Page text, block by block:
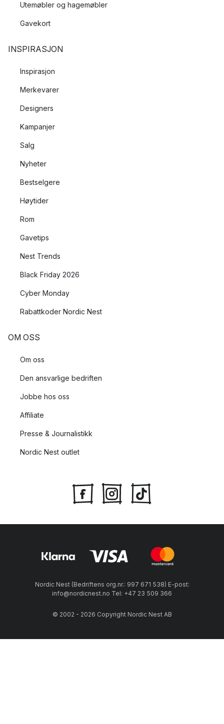
Utemøbler og hagemøbler
Gavekort
INSPIRASJON
Inspirasjon
Merkevarer
Designers
Kampanjer
Salg
Nyheter
Bestselgere
Høytider
Rom
Gavetips
Nest Trends
Black Friday 2026
Cyber Monday
Rabattkoder Nordic Nest
OM OSS
Om oss
Den ansvarlige bedriften
Jobbe hos oss
Affiliate
Presse & Journalistikk
Nordic Nest outlet
Nordic Nest (Bedriftens org.nr.: 997 671 538) E-post:
info@nordicnest.no Tel: +47 23 509 366
© 2002 - 2026 Copyright Nordic Nest AB